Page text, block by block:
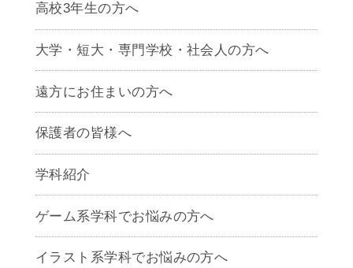
高校3年生の方へ
大学・短大・専門学校・社会人の方へ
遠方にお住まいの方へ
保護者の皆様へ
学科紹介
ゲームクリエイター学科
CG学科
アニメーション学科
ゲーム系学科でお悩みの方へ
イラスト系学科でお悩みの方へ